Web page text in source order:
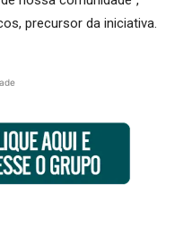
precursor da iniciativa.